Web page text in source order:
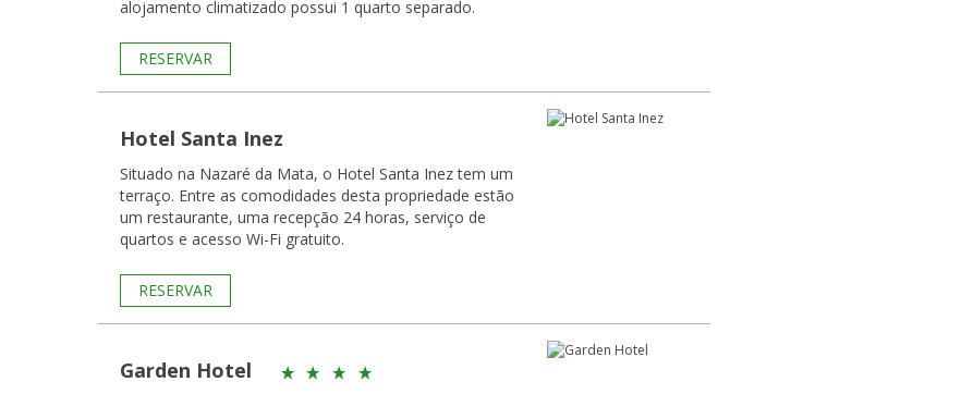
alojamento climatizado possui 1 quarto separado.
RESERVAR
Hotel Santa Inez
Situado na Nazaré da Mata, o Hotel Santa Inez tem um
terraço. Entre as comodidades desta propriedade estão
um restaurante, uma recepção 24 horas, serviço de
quartos e acesso Wi-Fi gratuito.
RESERVAR
Garden Hotel